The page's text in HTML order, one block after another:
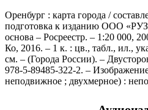
Оренбург : карта города /
подготовка к изданию ООО «РУЗ
основа – Росреестр. – 1:20 000,
Ко, 2016. – 1 к. : цв., табл., ил.,
см. – (Города России). –
978-5-89485-322-2. –
неподвижное ; двухмерное) :